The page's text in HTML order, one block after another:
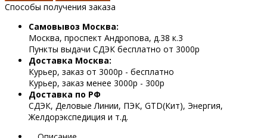
Способы получения заказа
Самовывоз Москва:
Москва, проспект Андропова, д.38 к.3
Пункты выдачи СДЭК бесплатно от 3000р
Доставка Москва:
Курьер, заказ от 3000р - бесплатно
Курьер, заказ менее 3000р - 300р
Доставка по РФ
СДЭК, Деловые Линии, ПЭК, GTD(Кит), Энергия,
Желдорэкспедиция и т.д.